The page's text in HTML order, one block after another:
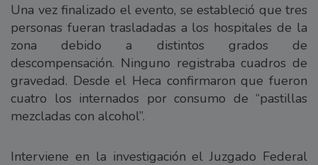
Una vez finalizado el evento, se estableció que tres
personas fueran trasladadas a los hospitales de la
zona debido a distintos grados de
descompensación. Ninguno registraba cuadros de
gravedad. Desde el Heca confirmaron que fueron
cuatro los internados por consumo de “pastillas
mezcladas con alcohol”.
Interviene en la investigación el Juzgado Federal